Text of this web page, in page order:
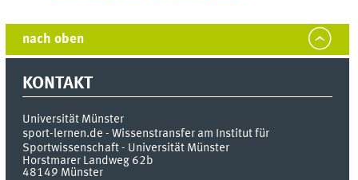
nach oben
KONTAKT
Universität Münster
sport-lernen.de - Wissenstransfer am Institut für
Sportwissenschaft - Universität Münster
Horstmarer Landweg 62b
48149 Münster